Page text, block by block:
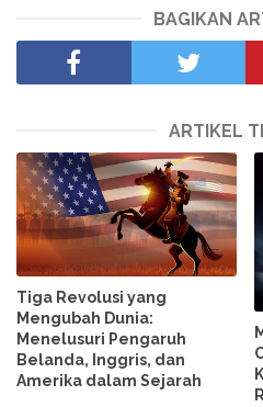
BAGIKAN
ARTIKEL
Tiga Revolusi yang
Mengubah Dunia:
Menelusuri Pengaruh
Belanda, Inggris, dan
Amerika dalam Sejarah